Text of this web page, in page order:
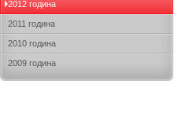
2012 година
2011 година
2010 година
2009 година